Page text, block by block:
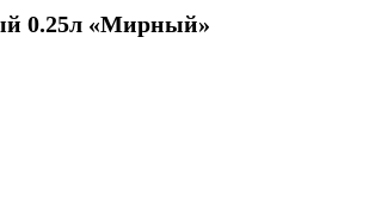
0.25л «Мирный»